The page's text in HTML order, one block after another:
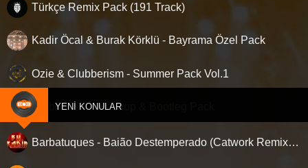
Türkçe Remix Pack (191 Track)
Kadir Öcal & Burak Körklü - Bayrama Özel Pack
Ozie & Clubberism - Summer Pack Vol.1
Clubberism - Mashup & Bootleg Pack
YENI KONULAR
Barbatuques - Baião Destemperado (Catwork Remix) ‘Nette ilk…!